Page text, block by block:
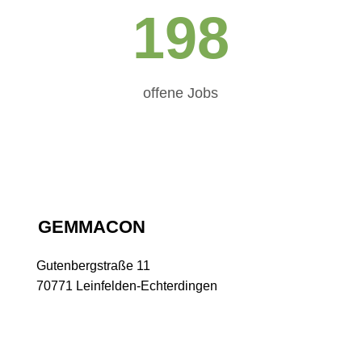
198
offene Jobs
GEMMACON
Gutenbergstraße 11
70771 Leinfelden-Echterdingen